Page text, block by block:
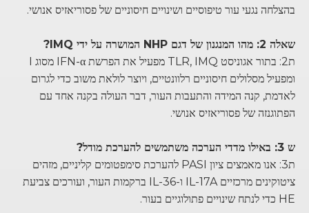
בהצלחה נגעי עור טיפוסיים ושינויים חיסוניים של פסוריאזיס אנושי.
שאלה 2: מהו המנגנון של דגם NHP המושרה על ידי IMQ?
ת2: בתור אגוניסט TLR, IMQ מפעיל את הפרשת IFN-α מסוג I
ומפעיל מסלולים חיסוניים רלוונטיים, ויוצר לולאת משוב כדי לגרום
לאדמת, קנה המידה והתעבות העור, דבר העולה בקנה אחד עם
הפתוגנזה של פסוריאזיס אנושי.
ש 3: באילו מדדי הערכה משתמשים להערכת מודל?
ת3: אנו מאמצים ציון PASI להערכת סימפטומים קליניים, מזהים
ציטוקינים מרכזיים IL-17A ו-IL-36 ברקמות העור, ועורכים צביעת
HE כדי לנתח שינויים פתולוגיים בעור.